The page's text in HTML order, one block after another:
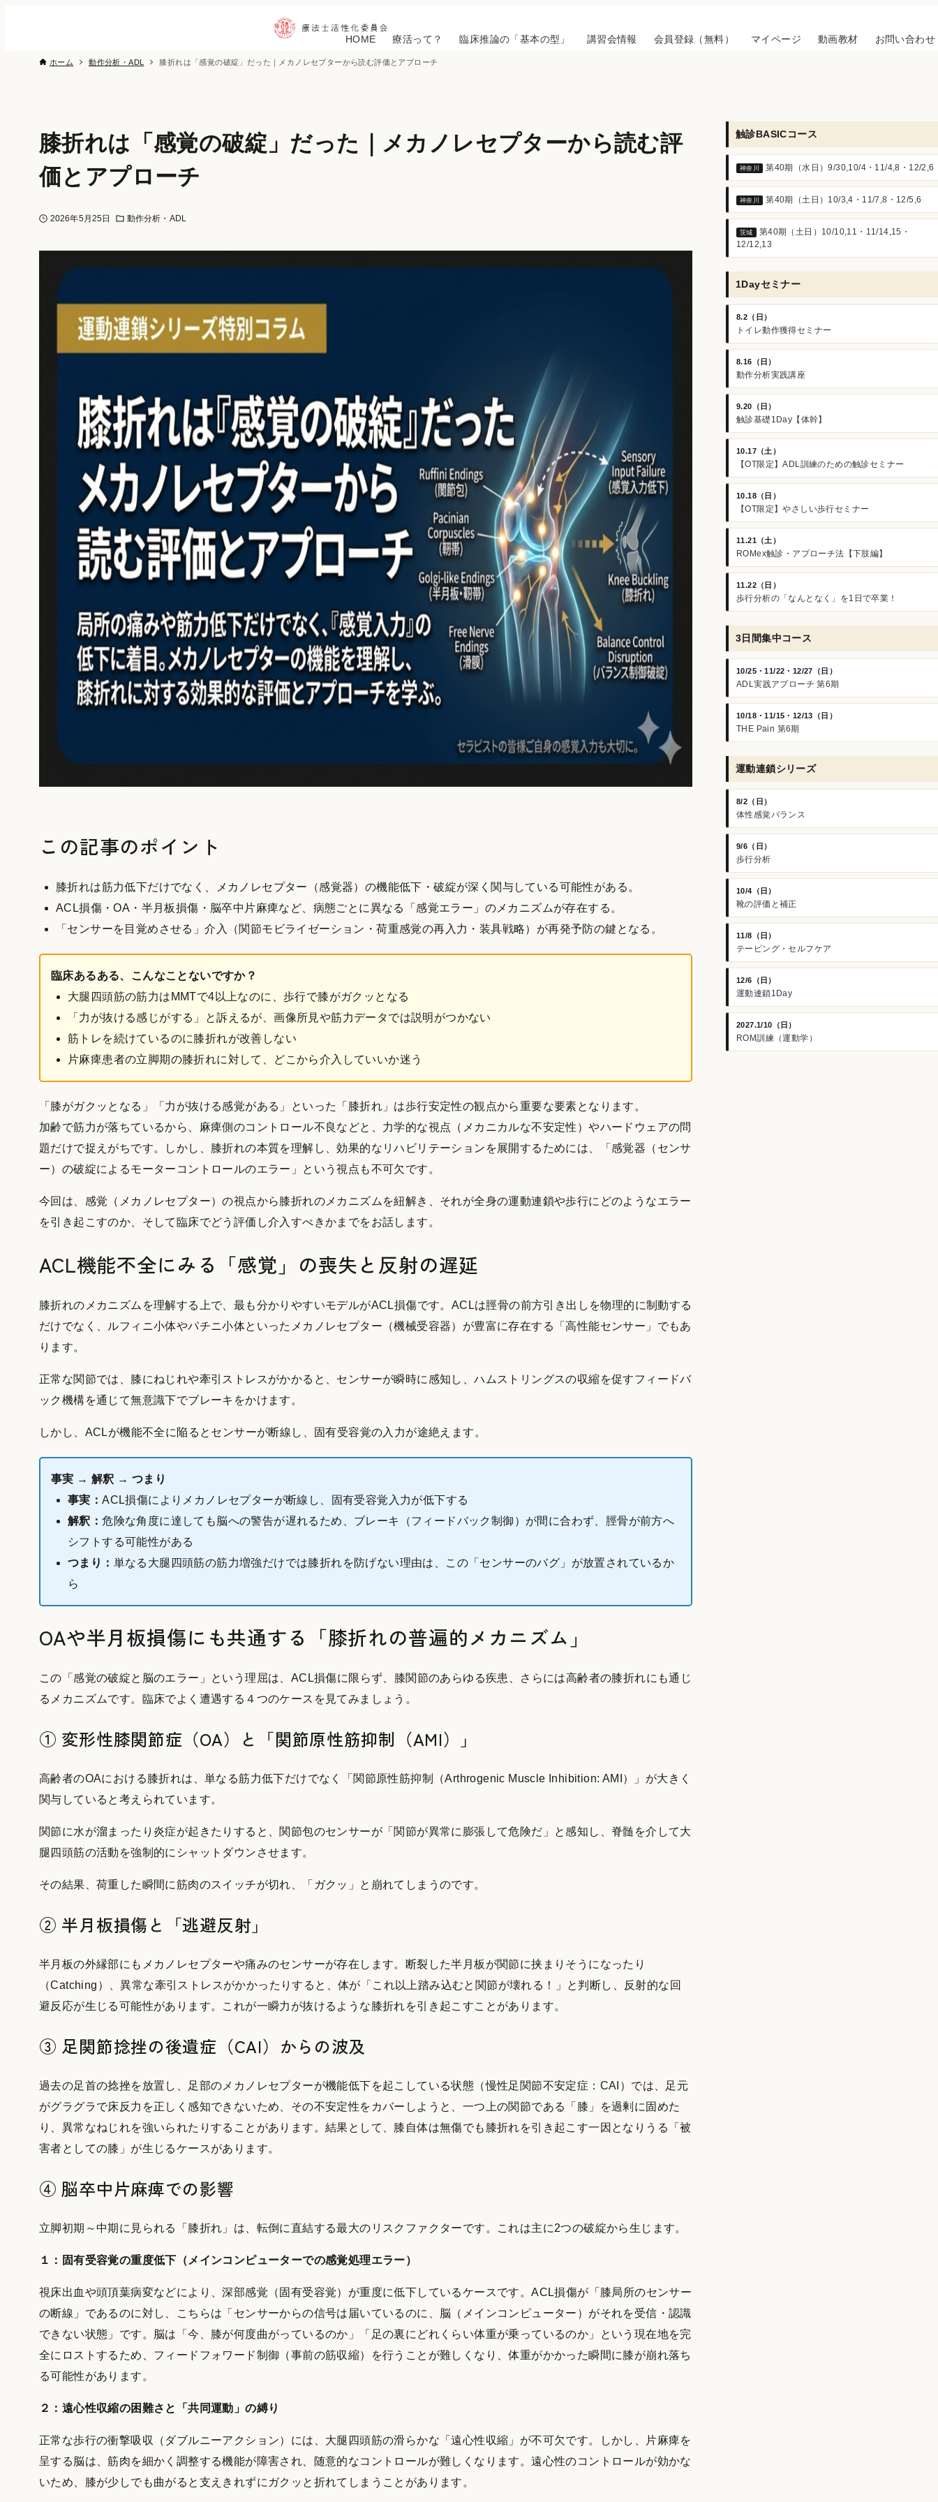
HOME 療活って？ 臨床推論の「基本の型」 講習会情報 会員登録（無料） マイページ 動画教材 お問い合わせ
ホーム 動作分析・ADL 膝折れは「感覚の破綻」だった｜メカノレセプターから読む評価とアプローチ
膝折れは「感覚の破綻」だった｜メカノレセプターから読む評
価とアプローチ
2026年5月25日 動作分析・ADL
この記事のポイント
膝折れは筋力低下だけでなく、メカノレセプター（感覚器）の機能低下・破綻が深く関与している可能性がある。
ACL損傷・OA・半月板損傷・脳卒中片麻痺など、病態ごとに異なる「感覚エラー」のメカニズムが存在する。
「センサーを目覚めさせる」介入（関節モビライゼーション・荷重感覚の再入力・装具戦略）が再発予防の鍵となる。
臨床あるある、こんなことないですか？
大腿四頭筋の筋力はMMTで4以上なのに、歩行で膝がガクッとなる
「力が抜ける感じがする」と訴えるが、画像所見や筋力データでは説明がつかない
筋トレを続けているのに膝折れが改善しない
片麻痺患者の立脚期の膝折れに対して、どこから介入していいか迷う
「膝がガクッとなる」「力が抜ける感覚がある」といった「膝折れ」は歩行安定性の観点から重要な要素となります。
加齢で筋力が落ちているから、麻痺側のコントロール不良などと、力学的な視点（メカニカルな不安定性）やハードウェアの問
題だけで捉えがちです。しかし、膝折れの本質を理解し、効果的なリハビリテーションを展開するためには、「感覚器（センサ
ー）の破綻によるモーターコントロールのエラー」という視点も不可欠です。
今回は、感覚（メカノレセプター）の視点から膝折れのメカニズムを紐解き、それが全身の運動連鎖や歩行にどのようなエラー
を引き起こすのか、そして臨床でどう評価し介入すべきかまでをお話します。
ACL機能不全にみる「感覚」の喪失と反射の遅延
膝折れのメカニズムを理解する上で、最も分かりやすいモデルがACL損傷です。ACLは脛骨の前方引き出しを物理的に制動する
だけでなく、ルフィニ小体やパチニ小体といったメカノレセプター（機械受容器）が豊富に存在する「高性能センサー」でもあ
ります。
正常な関節では、膝にねじれや牽引ストレスがかかると、センサーが瞬時に感知し、ハムストリングスの収縮を促すフィードバ
ック機構を通じて無意識下でブレーキをかけます。
しかし、ACLが機能不全に陥るとセンサーが断線し、固有受容覚の入力が途絶えます。
事実 → 解釈 → つまり
事実：ACL損傷によりメカノレセプターが断線し、固有受容覚入力が低下する
解釈：危険な角度に達しても脳への警告が遅れるため、ブレーキ（フィードバック制御）が間に合わず、脛骨が前方へ
シフトする可能性がある
つまり： 単なる大腿四頭筋の筋力増強だけでは膝折れを防げない理由は、この「センサーのバグ」が放置されているか
ら
OAや半月板損傷にも共通する「膝折れの普遍的メカニズム」
この「感覚の破綻と脳のエラー」という理屈は、ACL損傷に限らず、膝関節のあらゆる疾患、さらには高齢者の膝折れにも通じ
るメカニズムです。臨床でよく遭遇する４つのケースを見てみましょう。
① 変形性膝関節症（OA）と「関節原性筋抑制（AMI）」
高齢者のOAにおける膝折れは、単なる筋力低下だけでなく「関節原性筋抑制（Arthrogenic Muscle Inhibition: AMI）」が大きく
関与していると考えられています。
関節に水が溜まったり炎症が起きたりすると、関節包のセンサーが「関節が異常に膨張して危険だ」と感知し、脊髄を介して大
腿四頭筋の活動を強制的にシャットダウンさせます。
その結果、荷重した瞬間に筋肉のスイッチが切れ、「ガクッ」と崩れてしまうのです。
② 半月板損傷と「逃避反射」
半月板の外縁部にもメカノレセプターや痛みのセンサーが存在します。断裂した半月板が関節に挟まりそうになったり
（Catching）、異常な牽引ストレスがかかったりすると、体が「これ以上踏み込むと関節が壊れる！」と判断し、反射的な回
避反応が生じる可能性があります。これが一瞬力が抜けるような膝折れを引き起こすことがあります。
③ 足関節捻挫の後遺症（CAI）からの波及
過去の足首の捻挫を放置し、足部のメカノレセプターが機能低下を起こしている状態（慢性足関節不安定症：CAI）では、足元
がグラグラで床反力を正しく感知できないため、その不安定性をカバーしようと、一つ上の関節である「膝」を過剰に固めた
り、異常なねじれを強いられたりすることがあります。結果として、膝自体は無傷でも膝折れを引き起こす一因となりうる「被
害者としての膝」が生じるケースがあります。
④ 脳卒中片麻痺での影響
立脚初期～中期に見られる「膝折れ」は、転倒に直結する最大のリスクファクターです。これは主に2つの破綻から生じます。
１：固有受容覚の重度低下（メインコンピューターでの感覚処理エラー）
視床出血や頭頂葉病変などにより、深部感覚（固有受容覚）が重度に低下しているケースです。ACL損傷が「膝局所のセンサー
の断線」であるのに対し、こちらは「センサーからの信号は届いているのに、脳（メインコンピューター）がそれを受信・認識
できない状態」です。脳は「今、膝が何度曲がっているのか」「足の裏にどれくらい体重が乗っているのか」という現在地を完
全にロストするため、フィードフォワード制御（事前の筋収縮）を行うことが難しくなり、体重がかかった瞬間に膝が崩れ落ち
る可能性があります。
２：遠心性収縮の困難さと「共同運動」の縛り
正常な歩行の衝撃吸収（ダブルニーアクション）には、大腿四頭筋の滑らかな「遠心性収縮」が不可欠です。しかし、片麻痺を
呈する脳は、筋肉を細かく調整する機能が障害され、随意的なコントロールが難しくなります。遠心性のコントロールが効かな
いため、膝が少しでも曲がると支えきれずにガクッと折れてしまうことがあります。
触診BASICコース
神奈川 第40期（水日）9/30,10/4・11/4,8・12/2,6
神奈川 第40期（土日）10/3,4・11/7,8・12/5,6
茨城
第40期（土日）10/10,11・11/14,15・
12/12,13
1Dayセミナー
8.2（日）
トイレ動作獲得セミナー
8.16（日）
動作分析実践講座
9.20（日）
触診基礎1Day【体幹】
10.17（土）
【OT限定】ADL訓練のための触診セミナー
10.18（日）
【OT限定】やさしい歩行セミナー
11.21（土）
ROMex触診・アプローチ法【下肢編】
11.22（日）
歩行分析の「なんとなく」を1日で卒業！
3日間集中コース
10/25・11/22・12/27（日）
ADL実践アプローチ 第6期
10/18・11/15・12/13（日）
THE Pain 第6期
運動連鎖シリーズ
8/2（日）
体性感覚バランス
9/6（日）
歩行分析
10/4（日）
靴の評価と補正
11/8（日）
テーピング・セルフケア
12/6（日）
運動連鎖1Day
2027.1/10（日）
ROM訓練（運動学）